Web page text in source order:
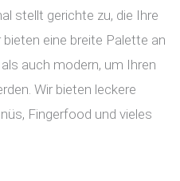
stellt gerichte zu, die Ihre
eine breite Palette an
auch modern, um Ihren
Wir bieten leckere
Fingerfood und vieles